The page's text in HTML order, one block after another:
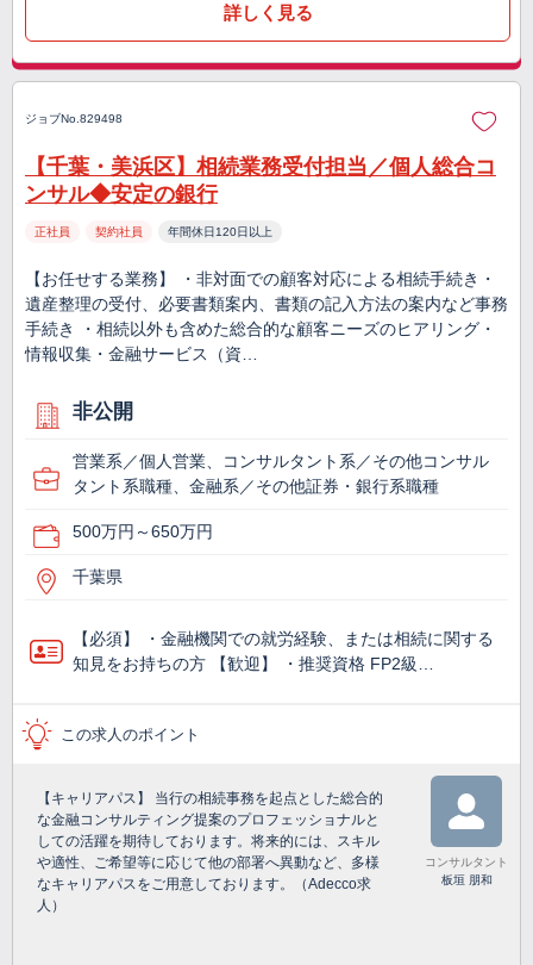
詳しく見る
ジョブNo.829498
【千葉・美浜区】相続業務受付担当／個人総合コ
ンサル◆安定の銀行
正社員 契約社員 年間休日120日以上
【お任せする業務】 ・非対面での顧客対応による相続手続き・
遺産整理の受付、必要書類案内、書類の記入方法の案内など事務
手続き ・相続以外も含めた総合的な顧客ニーズのヒアリング・
情報収集・金融サービス（資…
非公開
営業系／個人営業、コンサルタント系／その他コンサル
タント系職種、金融系／その他証券・銀行系職種
500万円～650万円
千葉県
【必須】 ・金融機関での就労経験、または相続に関する
知見をお持ちの方 【歓迎】 ・推奨資格 FP2級…
この求人のポイント
【キャリアパス】 当行の相続事務を起点とした総合的
な金融コンサルティング提案のプロフェッショナルと
しての活躍を期待しております。将来的には、スキル
や適性、ご希望等に応じて他の部署へ異動など、多様
なキャリアパスをご用意しております。（Adecco求
人）
コンサルタント
板垣 朋和